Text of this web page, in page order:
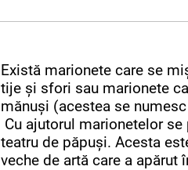
Există marionete care se
tije și sfori sau marionete
mănuși (acestea se
Cu ajutorul marionetelor se
teatru de păpuși. Acesta
veche de artă care a apărut